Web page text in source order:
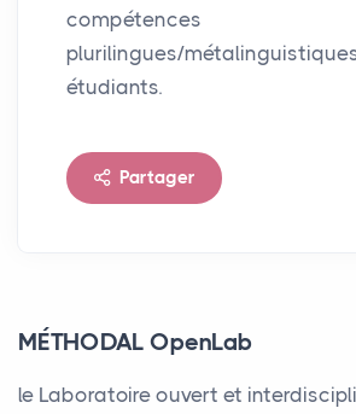
compétences
plurilingues/
étudiants.
Partager
MÉTHODAL OpenLab
le Laboratoire ouvert et